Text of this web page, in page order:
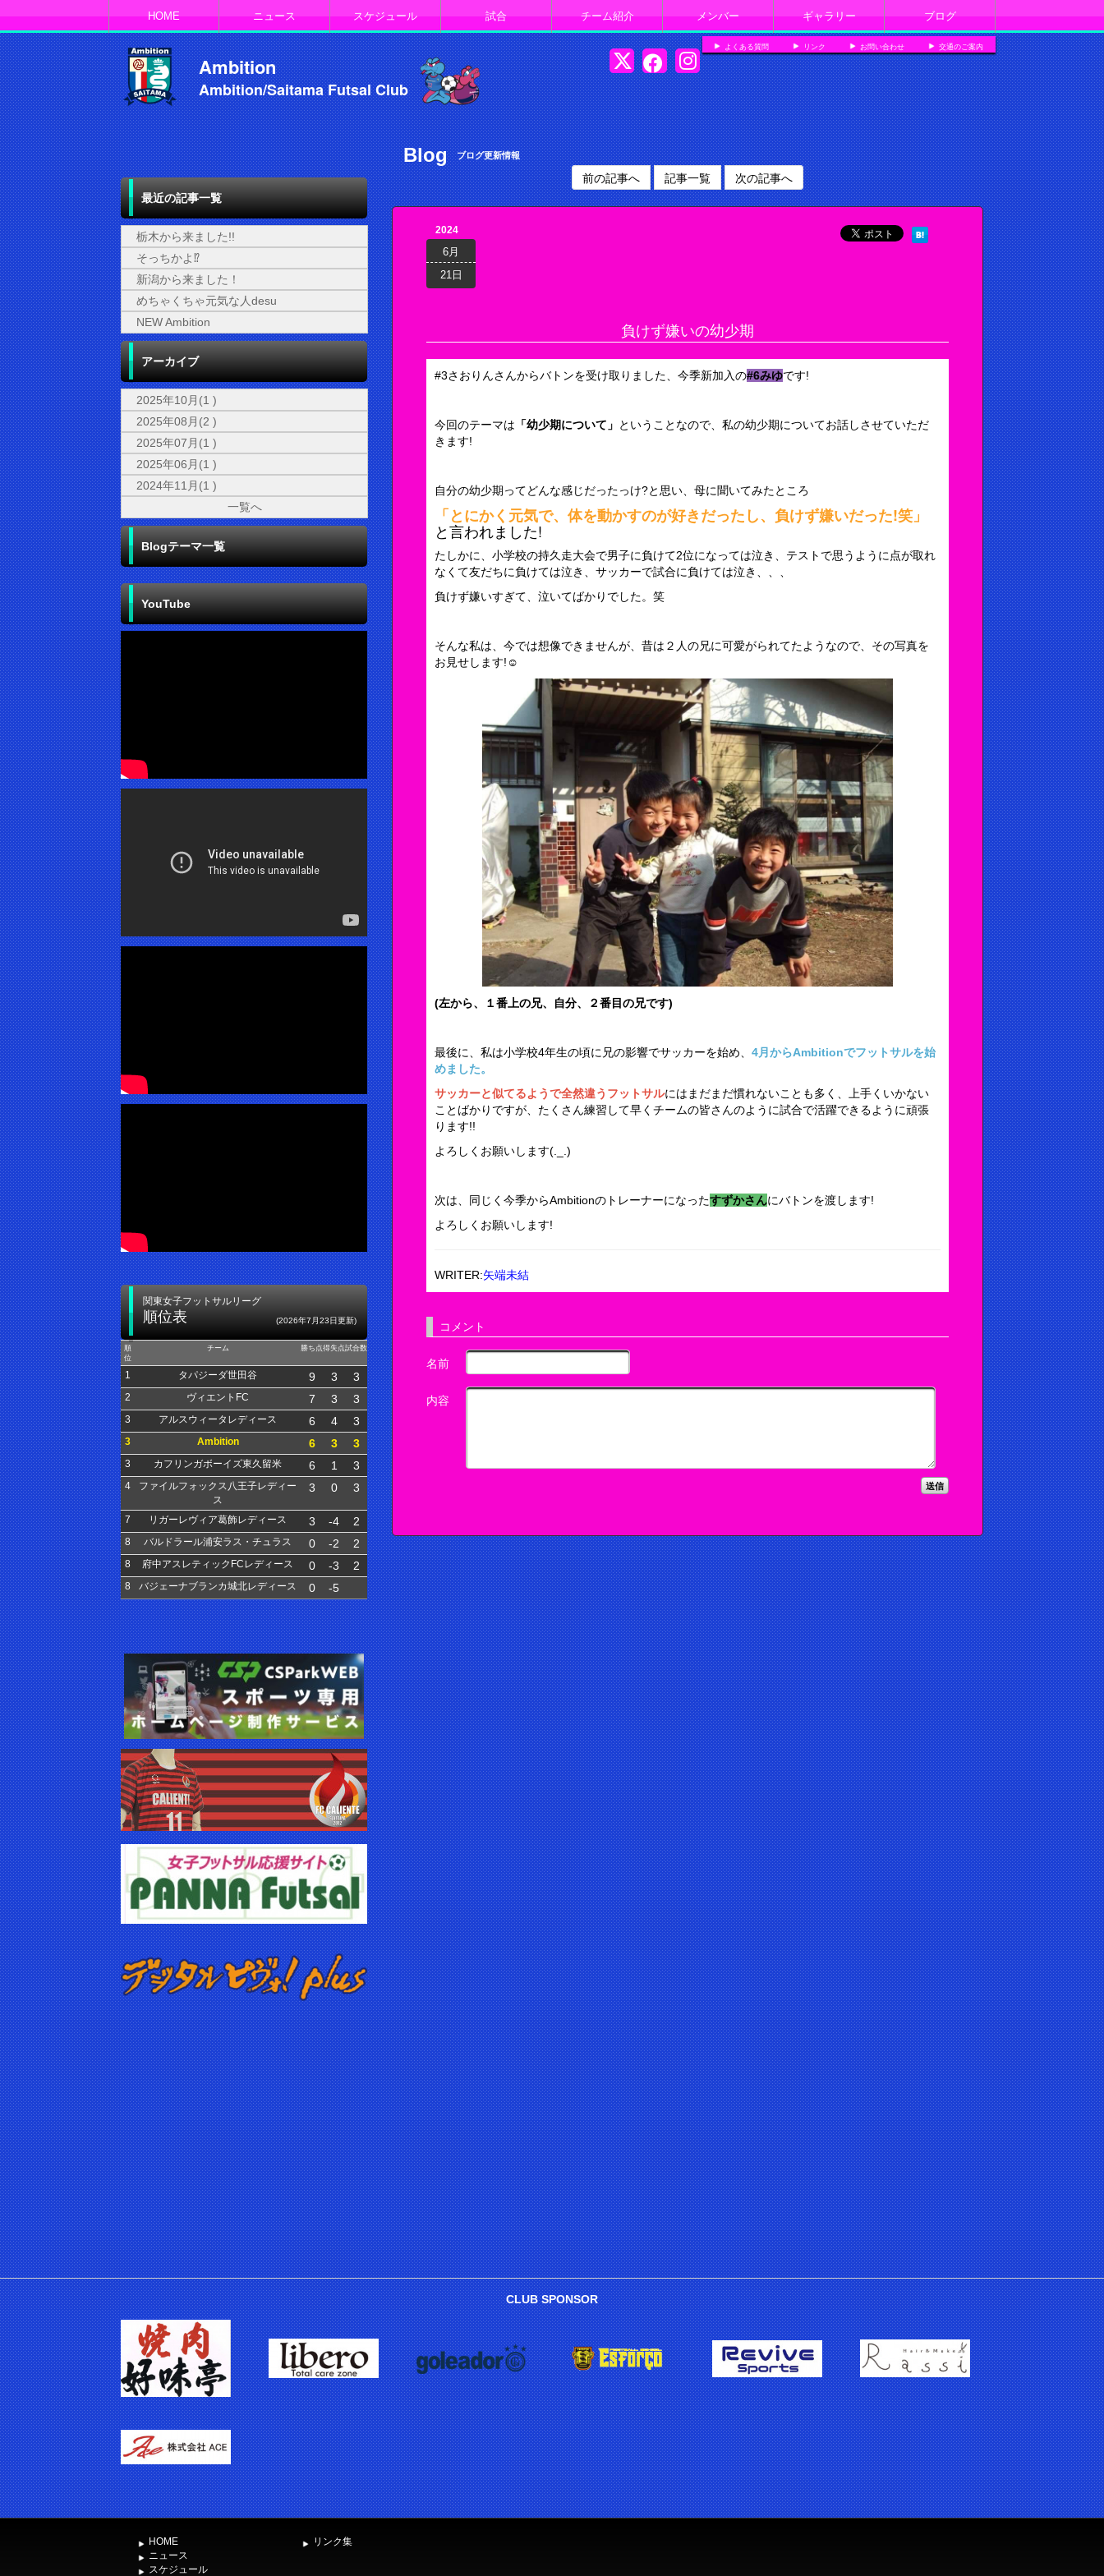
HOME ニュース スケジュール 試合 チーム紹介 メンバー ギャラリー ブログ
よくある質問 リンク お問い合わせ 交通のご案内
Ambition
Ambition/Saitama Futsal Club
最近の記事一覧
栃木から来ました!!
そっちかよ⁉
新潟から来ました！
めちゃくちゃ元気な人desu
NEW Ambition
アーカイブ
2025年10月(1 )
2025年08月(2 )
2025年07月(1 )
2025年06月(1 )
2024年11月(1 )
一覧へ
Blogテーマ一覧
YouTube
関東女子フットサルリーグ
順位表 (2026年7月23日更新)
順
位
チーム 勝ち点得失点試合数
1 タパジーダ世田谷 9 3 3
2 ヴィエントFC 7 3 3
3 アルスウィータレディース 6 4 3
3 Ambition 6 3 3
3 カフリンガボーイズ東久留米 6 1 3
4
ファイルフォックス八王子レディー
ス
3 0 3
7 リガーレヴィア葛飾レディース 3 -4 2
8 バルドラール浦安ラス・チュラス 0 -2 2
8 府中アスレティックFCレディース 0 -3 2
8 バジェーナブランカ城北レディース 0 -5
Blog ブログ更新情報
前の記事へ 記事一覧 次の記事へ
2024
6月
21日
負けず嫌いの幼少期
#3さおりんさんからバトンを受け取りました、今季新加入の#6みゆです!
今回のテーマは 「幼少期について」 ということなので、私の幼少期についてお話しさせていただ
きます!
自分の幼少期ってどんな感じだったっけ?と思い、母に聞いてみたところ
「とにかく元気で、体を動かすのが好きだったし、負けず嫌いだった!笑」
と言われました!
たしかに、小学校の持久走大会で男子に負けて2位になっては泣き、テストで思うように点が取れ
なくて友だちに負けては泣き、サッカーで試合に負けては泣き、、、
負けず嫌いすぎて、泣いてばかりでした。笑
そんな私は、今では想像できませんが、昔は２人の兄に可愛がられてたようなので、その写真を
お見せします!☺
(左から、１番上の兄、自分、２番目の兄です)
最後に、私は小学校4年生の頃に兄の影響でサッカーを始め、4月からAmbitionでフットサルを始
めました。
サッカーと似てるようで全然違うフットサルにはまだまだ慣れないことも多く、上手くいかない
ことばかりですが、たくさん練習して早くチームの皆さんのように試合で活躍できるように頑張
ります!!
よろしくお願いします(._.)
次は、同じく今季からAmbitionのトレーナーになったすずかさんにバトンを渡します!
よろしくお願いします!
WRITER:矢端未結
コメント
名前
内容
CLUB SPONSOR
HOME
ニュース
スケジュール
リンク集